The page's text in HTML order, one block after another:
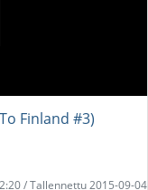
Finland #3)
/ Tallennettu 2015-09-04